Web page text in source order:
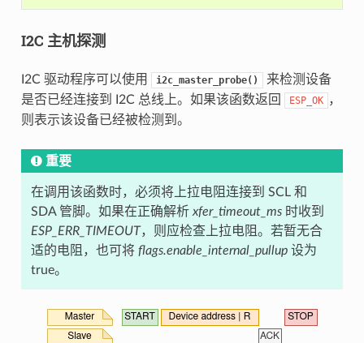
I2C 主机探测
I2C 驱动程序可以使用 i2c_master_probe()
来检测设备
是否已经连接到 I2C 总线上。如果该函数返回
ESP_OK ，
则表示该设备已经被检测到。
重要
在调用该函数时，必须将上拉电阻连接到 SCL 和
SDA 管脚。如果在正确解析 xfer_timeout_ms时收到
ESP_ERR_TIMEOUT，则应检查上拉电阻。若暂无合
适的电阻，也可将 flags.enable_internal_pullup设为
true。